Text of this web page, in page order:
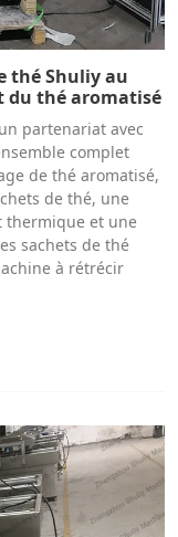
thé Shuliy au
du thé aromatisé
partenariat avec
complet
de thé aromatisé,
de thé, une
thermique et une
sachets de thé
à rétrécir